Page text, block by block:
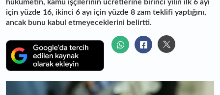
hükümetin, kamu işçilerinin ücretlerine birinci yılın ilk 6 ayı
için yüzde 16, ikinci 6 ayı için yüzde 8 zam teklifi yaptığını,
ancak bunu kabul etmeyeceklerini belirtti.